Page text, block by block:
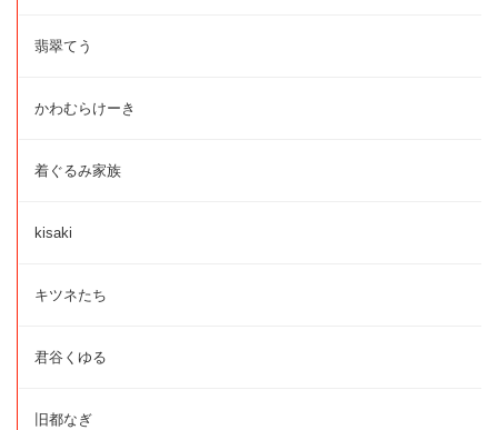
翡翠てう
かわむらけーき
着ぐるみ家族
kisaki
キツネたち
君谷くゆる
旧都なぎ